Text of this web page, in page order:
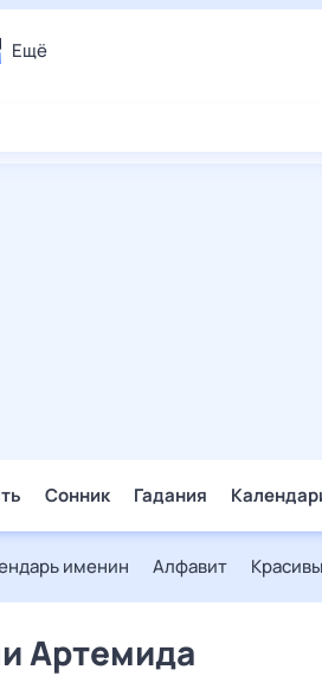
Ещё
Сонник Гадания
именин Алфавит
Артемида